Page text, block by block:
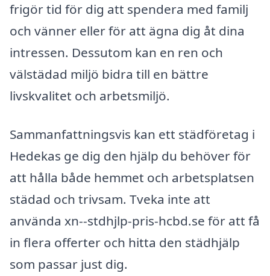
frigör tid för dig att spendera med familj
och vänner eller för att ägna dig åt dina
intressen. Dessutom kan en ren och
välstädad miljö bidra till en bättre
livskvalitet och arbetsmiljö.
Sammanfattningsvis kan ett städföretag i
Hedekas ge dig den hjälp du behöver för
att hålla både hemmet och arbetsplatsen
städad och trivsam. Tveka inte att
använda xn--stdhjlp-pris-hcbd.se för att få
in flera offerter och hitta den städhjälp
som passar just dig.